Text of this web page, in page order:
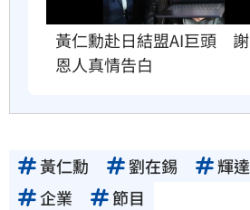
黃仁勳赴日結盟AI巨頭　謝
恩人真情告白
黃仁勳 劉在錫 輝達
企業
節目